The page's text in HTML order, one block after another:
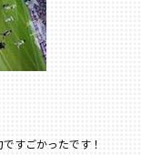
すごかったです！